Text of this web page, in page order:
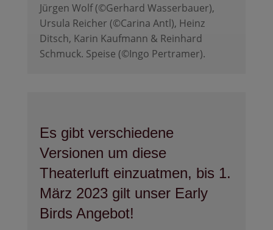
Jürgen Wolf (©Gerhard Wasserbauer),
Ursula Reicher (©Carina Antl), Heinz
Ditsch, Karin Kaufmann & Reinhard
Schmuck. Speise (©Ingo Pertramer).
Es gibt verschiedene
Versionen um diese
Theaterluft einzuatmen, bis 1.
März 2023 gilt unser Early
Birds Angebot!